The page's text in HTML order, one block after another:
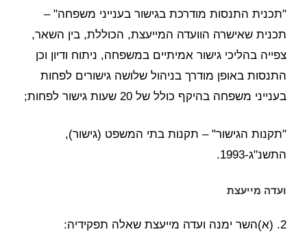
"תכנית התנסות מודרכת בגישור בענייני משפחה" –
תכנית שאישרה הוועדה המייעצת, הכוללת, בין השאר,
צפייה בהליכי גישור אמיתיים במשפחה, ניתוח ודיון וכן
התנסות באופן מודרך בניהול שלושה גישורים לפחות
בענייני משפחה בהיקף כולל של 20 שעות גישור לפחות;
"תקנות הגישור" – תקנות בתי המשפט (גישור),
התשנ"ג-1993.
ועדה מייעצת
2. (א)השר ימנה ועדה מייעצת שאלה תפקידיה: